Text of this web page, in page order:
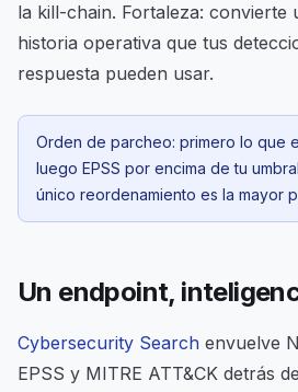
la kill-chain. Fortaleza: convierte
historia operativa que tus
respuesta pueden usar.
Orden de parcheo: primero lo que
luego EPSS por encima de tu
único reordenamiento es la mayor
Un endpoint,
Cybersecurity Search envuelve
EPSS y MITRE ATT&CK detrás